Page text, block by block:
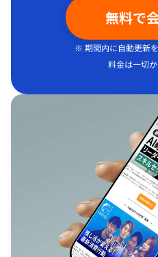
無料で
※ 期間内に自動更新を
料金は一切